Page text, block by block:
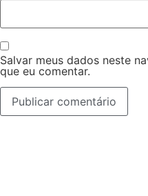
Salvar meus dados neste
que eu comentar.